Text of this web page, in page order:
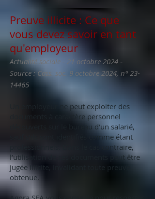
Preuve illicite : Ce que
vous devez savoir en tant
qu'employeur
Actualité sociale - 21 octobre 2024 -
Source : Cass. soc. 9 octobre 2024, n° 23-
14465
Un employeur ne peut exploiter des
documents à caractère personnel
découverts sur le bureau d’un salarié,
sauf s’ils sont identifiés comme étant
professionnels. Dans le cas contraire,
l’utilisation de ces documents peut être
jugée illicite, invalidant toute preuve
obtenue.